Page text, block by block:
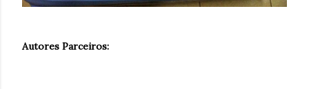
Autores Parceiros: